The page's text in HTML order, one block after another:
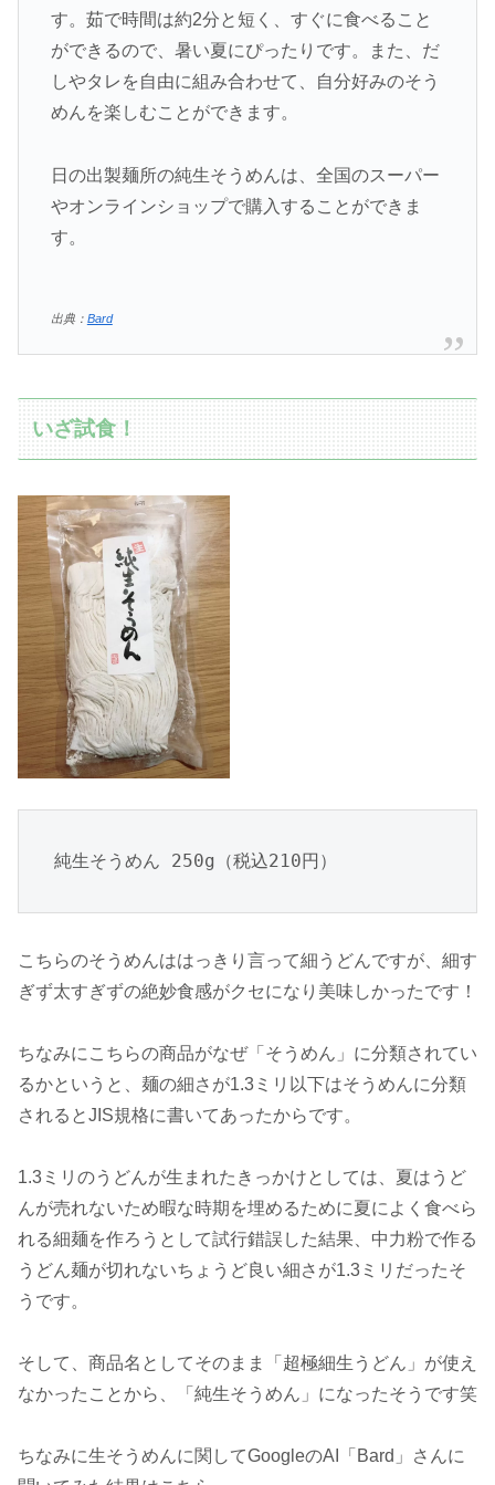
す。茹で時間は約2分と短く、すぐに食べること
ができるので、暑い夏にぴったりです。また、だ
しやタレを自由に組み合わせて、自分好みのそう
めんを楽しむことができます。
日の出製麺所の純生そうめんは、全国のスーパー
やオンラインショップで購入することができま
す。
出典： Bard
いざ試食！
純生そうめん 250g（税込210円）
こちらのそうめんははっきり言って細うどんですが、細す
ぎず太すぎずの絶妙食感がクセになり美味しかったです！
ちなみにこちらの商品がなぜ「そうめん」に分類されてい
るかというと、麺の細さが1.3ミリ以下はそうめんに分類
されるとJIS規格に書いてあったからです。
1.3ミリのうどんが生まれたきっかけとしては、夏はうど
んが売れないため暇な時期を埋めるために夏によく食べら
れる細麺を作ろうとして試行錯誤した結果、中力粉で作る
うどん麺が切れないちょうど良い細さが1.3ミリだったそ
うです。
そして、商品名としてそのまま「超極細生うどん」が使え
なかったことから、「純生そうめん」になったそうです笑
ちなみに生そうめんに関してGoogleのAI「Bard」さんに